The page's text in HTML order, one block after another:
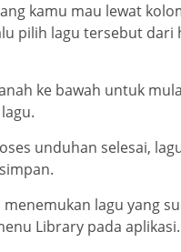
kamu mau lewat
pilih lagu tersebut dari
ke bawah untuk
unduhan selesai,
menemukan lagu yang
Library pada aplikasi.